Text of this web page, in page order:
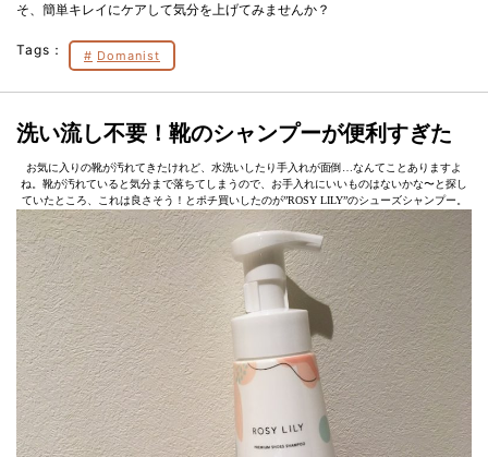
そ、簡単キレイにケアして気分を上げてみませんか？
Tags： Domanist
洗い流し不要！靴のシャンプーが便利すぎた
お気に入りの靴が汚れてきたけれど、水洗いしたり手入れが面倒…なんてことありますよ
ね。靴が汚れていると気分まで落ちてしまうので、お手入れにいいものはないかな〜と探し
ていたところ、これは良さそう！とポチ買いしたのが”ROSY LILY”のシューズシャンプー。